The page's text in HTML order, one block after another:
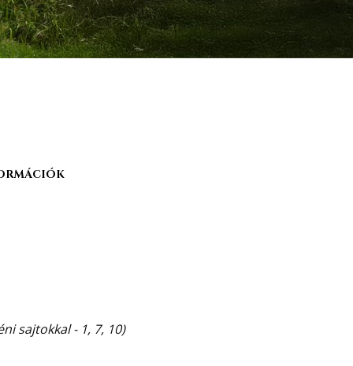
sajtokkal - 1, 7, 10)